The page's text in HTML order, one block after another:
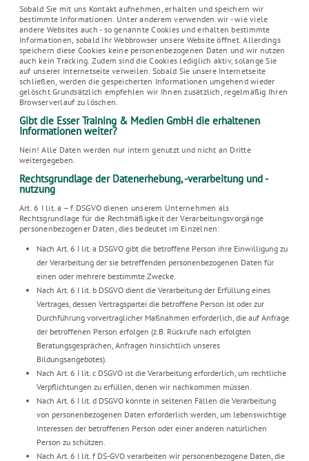
Sobald Sie mit uns Kontakt aufnehmen, erhalten und speichern wir
bestimmte Informationen. Unter anderem verwenden wir - wie viele
andere Websites auch - so genannte Cookies und erhalten bestimmte
Informationen, sobald Ihr Webbrowser unsere Website öffnet. Allerdings
speichern diese Cookies keine personenbezogenen Daten und wir nutzen
auch kein Tracking. Zudem sind die Cookies lediglich aktiv, solange Sie
auf unserer Internetseite verweilen. Sobald Sie unsere Internetseite
schließen, werden die gespeicherten Informationen umgehend wieder
gelöscht.Grundsätzlich empfehlen wir Ihnen zusätzlich, regelmäßig Ihren
Browserverlauf zu löschen.
Gibt die Esser Training & Medien GmbH die erhaltenen
Informationen weiter?
Nein! Alle Daten werden nur intern genutzt und nicht an Dritte
weitergegeben.
Rechtsgrundlage der Datenerhebung, -verarbeitung und -
nutzung
Art. 6 I lit. a – f DSGVO dienen unserem Unternehmen als
Rechtsgrundlage für die Rechtmäßigkeit der Verarbeitungsvorgänge
personenbezogener Daten, dies bedeutet im Einzelnen:
Nach Art. 6 I lit. a DSGVO gibt die betroffene Person ihre Einwilligung zu
der Verarbeitung der sie betreffenden personenbezogenen Daten für
einen oder mehrere bestimmte Zwecke.
Nach Art. 6 I lit. b DSGVO dient die Verarbeitung der Erfüllung eines
Vertrages, dessen Vertragspartei die betroffene Person ist oder zur
Durchführung vorvertraglicher Maßnahmen erforderlich, die auf Anfrage
der betroffenen Person erfolgen (z.B. Rückrufe nach erfolgten
Beratungsgesprächen, Anfragen hinsichtlich unseres
Bildungsangebotes).
Nach Art. 6 I lit. c DSGVO ist die Verarbeitung erforderlich, um rechtliche
Verpflichtungen zu erfüllen, denen wir nachkommen müssen.
Nach Art. 6 I lit. d DSGVO könnte in seltenen Fällen die Verarbeitung
von personenbezogenen Daten erforderlich werden, um lebenswichtige
Interessen der betroffenen Person oder einer anderen natürlichen
Person zu schützen.
Nach Art. 6 I lit. f DS-GVO verarbeiten wir personenbezogene Daten, die